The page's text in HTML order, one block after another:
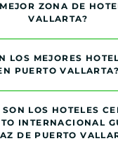
ZONA DE
VALLARTA?
LOS MEJORES
PUERTO VALLARTA?
SON LOS HOTELES
INTERNACIONAL
DE PUERTO